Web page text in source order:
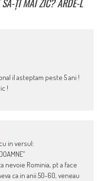
SĂ-ȚI MAI ZIC? ARDE-L
il asteptam peste 5 ani !
!
in versul:
nevoie Rominia, pt a face
ca in anii 50-60, veneau